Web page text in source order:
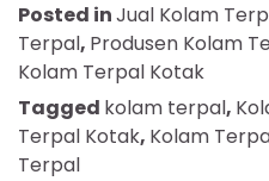
Posted inJual Kolam
Terpal, Produsen Kolam
Kolam Terpal Kotak
Tagged kolam terpal,
Terpal Kotak, Kolam
Terpal